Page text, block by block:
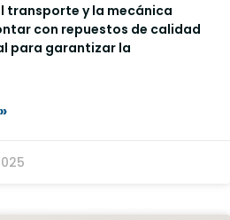
transporte y la mecánica
con repuestos de calidad
para garantizar la